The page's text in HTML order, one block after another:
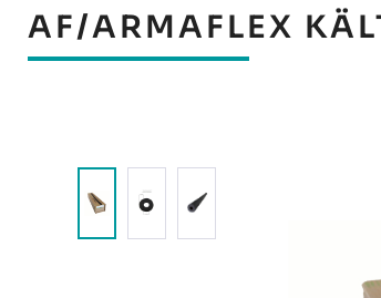
AF/ARMAFLEX